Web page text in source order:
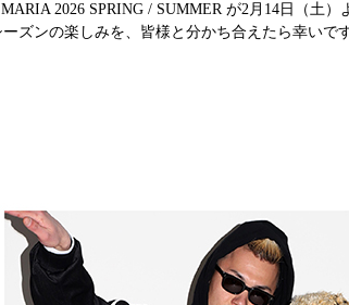
2026 SPRING / SUMMER が2月14日（土）
ズンの楽しみを、皆様と分かち合えたら幸いです